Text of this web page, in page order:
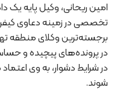
امین ریحانی، وکیل پایه یک
تخصصی در زمینه دعاوی
برجسته‌ترین وکلای
در پرونده‌های پیچیده و
در شرایط دشوار، به وی
شوند.